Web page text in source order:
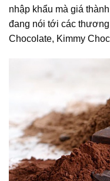
nhập khẩu mà giá
đang nói tới các
Chocolate, Kimmy